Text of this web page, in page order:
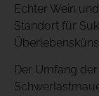
Echter Wein
Standort für
Der Umfang